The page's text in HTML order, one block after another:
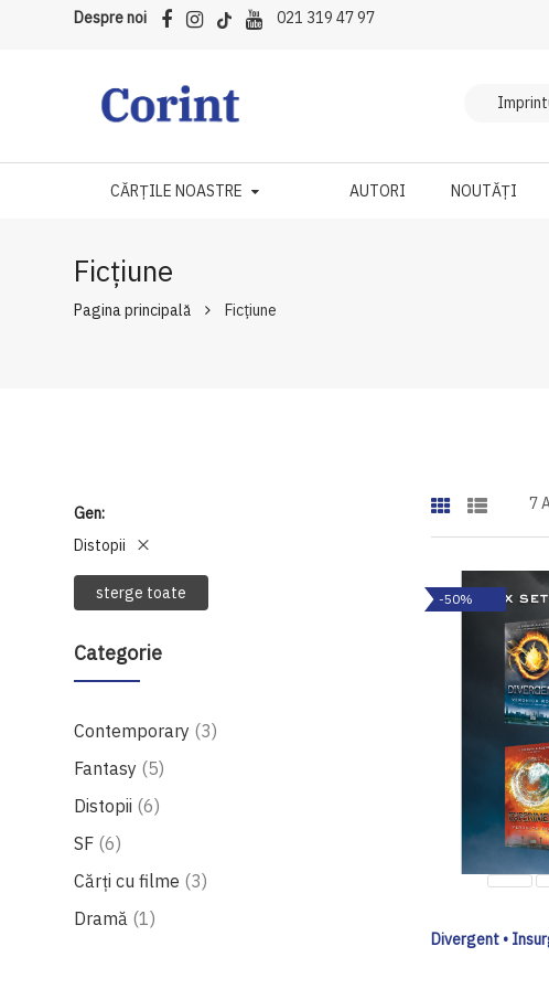
Despre noi 021 319 47 97
CĂRȚILE NOASTRE AUTORI NOUTĂȚI
Ficțiune
Pagina principală Ficțiune
Gen
Distopii
sterge toate
Categorie
Contemporary 3produse
Fantasy
5produse
Distopii 6produse
SF 6produse
Cărți cu filme 3produse
Dramă 1produs
7
-50%
Divergent •